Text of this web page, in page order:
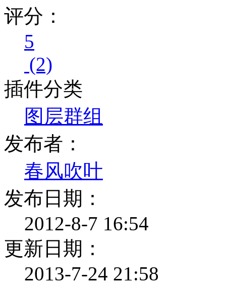
评分：
5
(2)
插件分类
图层群组
发布者：
春风吹叶
发布日期：
2012-8-7 16:54
更新日期：
2013-7-24 21:58